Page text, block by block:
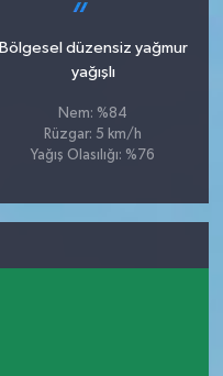
Bölgesel düzensiz yağmur
yağışlı
Nem: %84
Rüzgar: 5 km/h
Yağış Olasılığı: %76